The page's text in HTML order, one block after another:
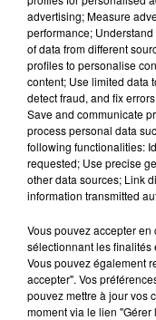
0:00
13 mai 2026 - 2 min
MORNING
Le Morning Show
advertising; Measure
performance;
of data from different
profiles to personalise
content; Use limited data
detect fraud, and fix
Save and communicate
process personal data
following functionalities:
requested; Use precise
other data sources; Link
information transmitted
Vous pouvez accepter en
sélectionnant les finalités
Vous pouvez également
accepter". Vos
pouvez mettre à jour vos
moment via le lien